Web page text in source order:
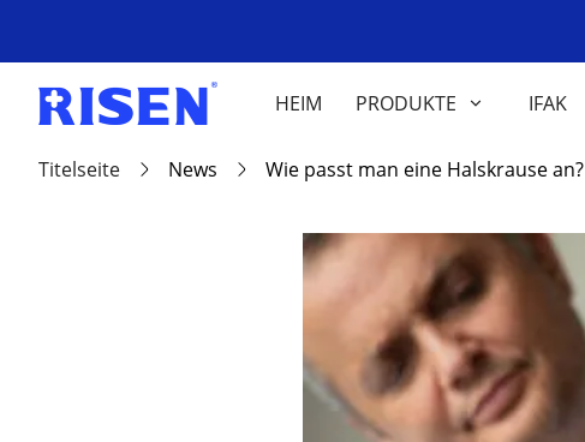
HEIM PRODUKTE IFAK
Titelseite News Wie passt man eine Halskrause an?